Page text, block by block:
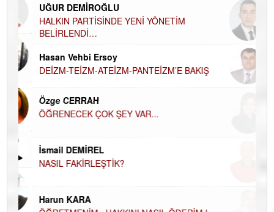
UĞUR DEMİROĞLU
HALKIN PARTİSİNDE YENİ YÖNETİM
BELİRLENDİ…
Hasan Vehbi Ersoy
DEİZM-TEİZM-ATEİZM-PANTEİZM’E BAKIŞ
Özge CERRAH
ÖĞRENECEK ÇOK ŞEY VAR...
İsmail DEMİREL
NASIL FAKİRLEŞTİK?
Harun KARA